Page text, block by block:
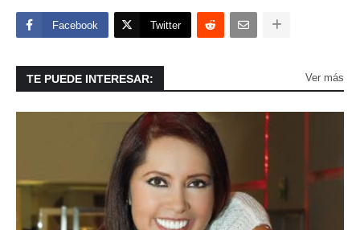
Facebook Twitter
TE PUEDE INTERESAR: Ver más